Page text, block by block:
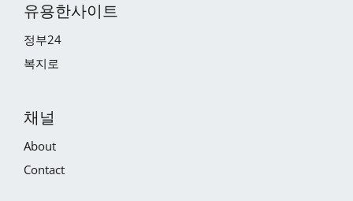
유용한사이트
정부24
복지로
채널
About
Contact